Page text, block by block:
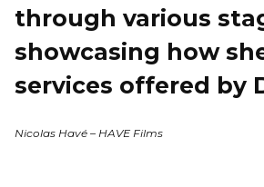
through various
showcasing how
services offered by
Nicolas Havé – HAVE Films